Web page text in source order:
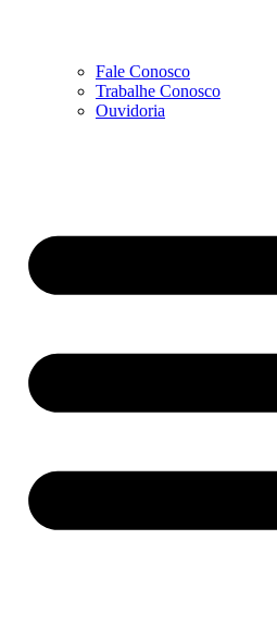
Fale Conosco
Trabalhe Conosco
Ouvidoria